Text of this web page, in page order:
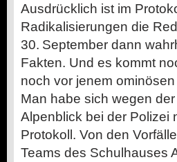
Ausdrücklich ist im
Radikalisierungen die
30. September dann
Fakten. Und es kommt
noch vor jenem
Man habe sich wegen
Alpenblick bei der Polizei
Protokoll. Von den
Teams des Schulhauses